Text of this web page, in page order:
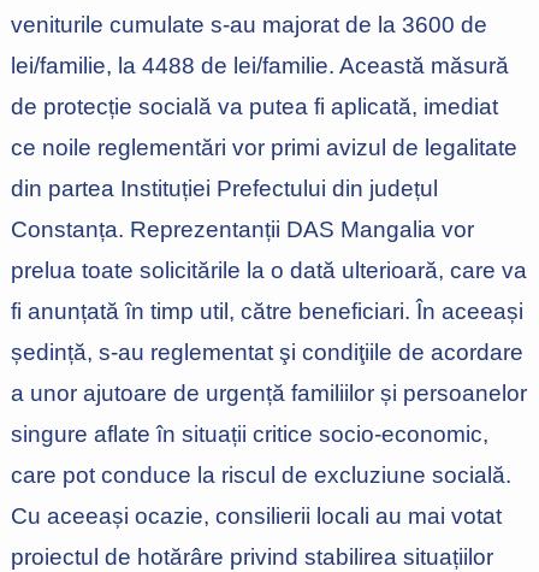
veniturile cumulate s-au majorat de la 3600 de
lei/familie, la 4488 de lei/familie. Această măsură
de protecție socială va putea fi aplicată, imediat
ce noile reglementări vor primi avizul de legalitate
din partea Instituției Prefectului din județul
Constanța. Reprezentanții DAS Mangalia vor
prelua toate solicitările la o dată ulterioară, care va
fi anunțată în timp util, către beneficiari. În aceeași
ședință, s-au reglementat şi condiţiile de acordare
a unor ajutoare de urgență familiilor și persoanelor
singure aflate în situații critice socio-economic,
care pot conduce la riscul de excluziune socială.
Cu aceeași ocazie, consilierii locali au mai votat
proiectul de hotărâre privind stabilirea situațiilor